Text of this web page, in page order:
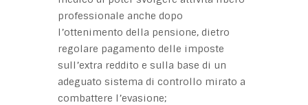
professionale anche dopo
l’ottenimento della pensione, dietro
regolare pagamento delle imposte
sull’extra reddito e sulla base di un
adeguato sistema di controllo mirato a
combattere l’evasione;